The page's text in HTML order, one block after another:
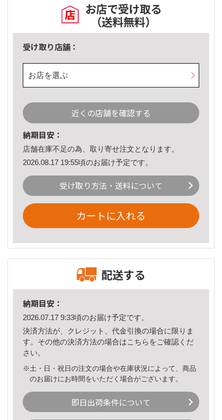
お店で受け取る
（送料無料）
受け取り店舗：
お店を選ぶ
近くの店舗を確認する
納期目安：
店舗在庫不足の為、取り寄せ注文となります。
2026.08.17 19:55頃のお届け予定です。
受け取り方法・送料について
カートに入れる
配送する
納期目安：
2026.07.17 9:33頃のお届け予定です。
決済方法が、クレジット、代金引換の場合に限りま
す。その他の決済方法の場合はこちら をご確認くだ
さい。
※土・日・祝日の注文の場合や在庫状況によって、商品
のお届けにお時間をいただく場合がございます。
即日出荷条件について